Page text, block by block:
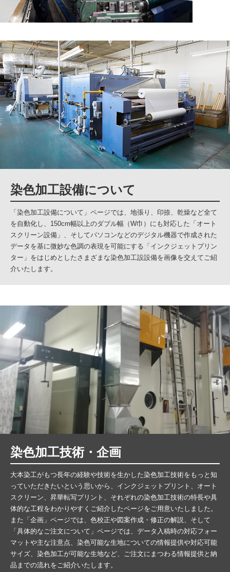
染色加工設備について
「染色加工設備について」ページでは、地張り、印捺、乾燥など全て
を自動化し、150cm幅以上のダブル幅（W巾）にも対応した「オート
スクリーン設備」、そしてパソコンなどのデジタル機器で作成された
データを基に微妙な色調の表現を可能にする「インクジェットプリン
ター」をはじめとしたさまざまな染色加工設設備を画像を交えてご紹
介いたします。
染色加工技術・企画
大本染工がもつ長年の経験や技術を生かした染色加工技術をもっと知
っていただきたいという思いから、インクジェットプリント、オート
スクリーン、昇華転写プリント、それぞれの染色加工技術の特長や具
体的な工程をわかりやすくご紹介したページをご用意いたしました。
また「企画」ページでは、色校正や図案作成・修正の解説、そして
「具体的なご注文について」ページでは、データ入稿時の対応フォー
マットや主な注意点、染色可能な生地についての情報提供や対応可能
サイズ、染色加工が可能な生地など、ご注文にまつわる情報提供と納
品までの流れをご紹介いたします。